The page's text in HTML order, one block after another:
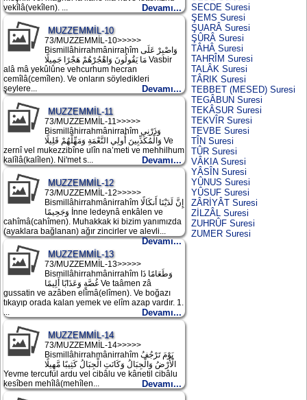
vekîlâ(vekîlen). ...
Devamı...
MUZZEMMİL-10
73/MUZZEMMİL-10>>>>>
Bismillâhirrahmânirrahîm وَاصْبِرْ عَلَى
مَا يَقُولُونَ وَاهْجُرْهُمْ هَجْرًا جَمِيلًا Vasbir
alâ mâ yekûlûne vehcurhum hecran
cemîlâ(cemîlen). Ve onların söyledikleri
şeylere...
Devamı...
MUZZEMMİL-11
73/MUZZEMMİL-11>>>>>
Bismillâhirrahmânirrahîm وَذَرْنِي
وَالْمُكَذِّبِينَ أُولِي النَّعْمَةِ وَمَهِّلْهُمْ قَلِيلًا Ve
zernî vel mukezzibîne ulîn na’meti ve mehhilhum
kalîlâ(kalîlen). Ni'met s...
Devamı...
MUZZEMMİL-12
73/MUZZEMMİL-12>>>>>
Bismillâhirrahmânirrahîm إِنَّ لَدَيْنَا أَنكَالًا
وَجَحِيمًا İnne ledeynâ enkâlen ve
cahîmâ(cahîmen). Muhakkak ki bizim yanımızda
(ayaklara bağlanan) ağır zincirler ve alevli...
Devamı...
MUZZEMMİL-13
73/MUZZEMMİL-13>>>>>
Bismillâhirrahmânirrahîm وَطَعَامًا ذَا
غُصَّةٍ وَعَذَابًا أَلِيمًا Ve taâmen zâ
gussatin ve azâben elîmâ(elîmen). Ve boğazı
tıkayıp orada kalan yemek ve elîm azap vardır. 1.
...
Devamı...
MUZZEMMİL-14
73/MUZZEMMİL-14>>>>>
Bismillâhirrahmânirrahîm يَوْمَ تَرْجُفُ
الْأَرْضُ وَالْجِبَالُ وَكَانَتِ الْجِبَالُ كَثِيبًا مَّهِيلًا
Yevme tercuful ardu vel cibâlu ve kânetil cibâlu
kesîben mehîlâ(mehîlen...
Devamı...
SECDE Suresi
ŞEMS Suresi
ŞUARÂ Suresi
ŞÛRÂ Suresi
TÂHÂ Suresi
TAHRÎM Suresi
TALÂK Suresi
TÂRIK Suresi
TEBBET (MESED) Suresi
TEGÂBUN Suresi
TEKÂSUR Suresi
TEKVÎR Suresi
TEVBE Suresi
TÎN Suresi
TÛR Suresi
VÂKIA Suresi
YÂSÎN Suresi
YÛNUS Suresi
YÛSUF Suresi
ZÂRİYÂT Suresi
ZİLZÂL Suresi
ZUHRÛF Suresi
ZUMER Suresi